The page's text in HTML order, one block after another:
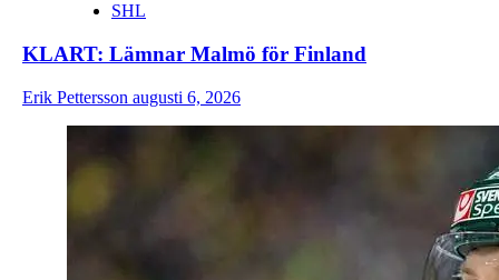
SHL
KLART: Lämnar Malmö för Finland
Erik Pettersson augusti 6, 2026